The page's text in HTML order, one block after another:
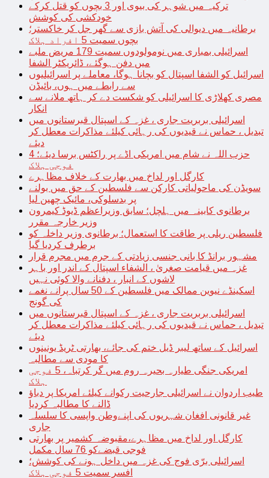
ترکیہ میں شوہر کی بیوی اور 3 بچوں کو قتل کرکے
خودکشی کی کوشش
برطانیہ میں دیوالی کی آتش بازی سے گھر جل کر خاکستر؛
بچوں سمیت 5 افراد ہلاک
اسرائیلی بمباری میں نومولودوں سمیت 179 مریض ملبے
میں دفن ہوگئے، ڈائریکٹر الشفا
اسرائیل کو الشفا اسپتال کو بچانا ہوگا، معاملے پر اسرائیلیوں
سے رابطے میں ہوں، بائیڈن
مصری کھلاڑی کا اسرائیلی کو شکست دے کر ہاتھ ملانے سے
انکار
اسرائیلی بربریت جاری ، غزہ کے اسپتال قبرستانوں میں
تبدیل ، حماس نے قیدیوں کی رہائی کیلئے مذاکرات معطل کر
دیئے
حزب اللہ نے شام میں امریکی اڈے پر راکٹس برسا دیئے؛ 4
فوجی ہلاک
کارگل اور لداخ میں بھارت کے خلاف مظاہرے
سویڈن کی ماحولیاتی کارکن سے فلسطین کے حق میں بولنے
پر بدسلوکی، مائیک چھین لیا
برطانوی کابینہ میں ہلچل؛ سابق وزیراعظم ڈیوڈ کیمرون
وزیر خارجہ مقرر
فلسطین ریلی پر طاقت کا استعمال؛ برطانوی وزیر داخلہ کو
برطرف کردیا گیا
مشہور برانڈ کا بانی جنسی زیادتی کے جرم میں مجرم قرار
غزہ میں قیامت صغریٰ ، الشفاء اسپتال کے اندر اور باہر
لاشوں کے انبار ، دفنانے والا کوئی نہیں
اسکینڈے نیوین ممالک میں فلسطین کے 50 سال پرانے نغمے
کی گونج
اسرائیلی بربریت جاری ، غزہ کے اسپتال قبرستانوں میں
تبدیل ، حماس نے قیدیوں کی رہائی کیلئے مذاکرات معطل کر
دیئے
اسرائیل کے ساتھ لیبر ڈیل ختم کی جائے، بھارتی ٹریڈ یونینوں
کا مودی سے مطالبہ
امریکی جنگی طیارہ بحیرہ روم میں گر کرتباہ، 5 فوجی
ہلاک
طیب اردوان نے اسرائیلی جارحیت رکوانے کیلئے امریکا پر دباؤ
ڈالنے کا مطالبہ کردیا
غیر قانونی افغان شہریوں کی اپنےوطن واپسی کا سلسلہ
جاری
کارگل اور لداخ میں مظاہرے،مقبوضہ کشمیر پر بھارتی
فوجی قبضےکو 76 سال مکمل
اسرائیلی برّی فوج کی غزہ میں داخل ہونے کی کوشش؛
افسر سمیت 5 فوجی ہلاک